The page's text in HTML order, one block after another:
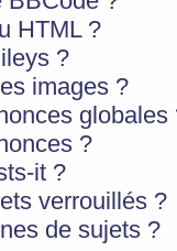
HTML ?
?
images ?
globales
?
it ?
verrouillés ?
de sujets ?